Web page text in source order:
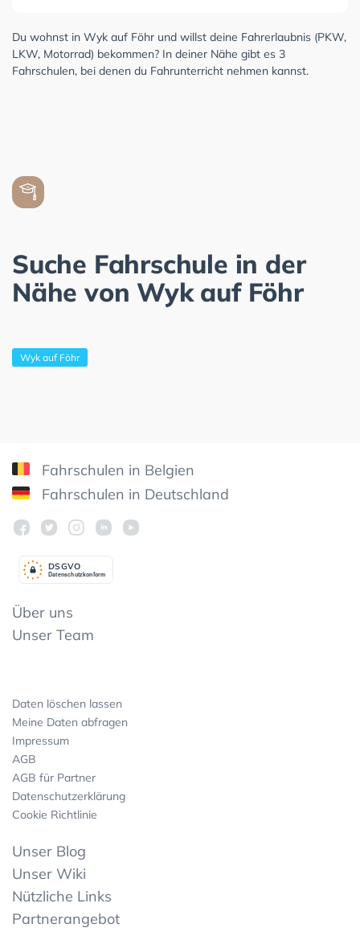
Du wohnst in Wyk auf Föhr und willst deine Fahrerlaubnis (PKW,
LKW, Motorrad) bekommen? In deiner Nähe gibt es 3
Fahrschulen, bei denen du Fahrunterricht nehmen kannst.
Suche Fahrschule in der
Nähe von Wyk auf Föhr
Wyk auf Föhr
Fahrschulen in Belgien
Fahrschulen in Deutschland
Datenschutzkonform
DSGVO
Über uns
Unser Team
Daten löschen lassen
Meine Daten abfragen
Impressum
AGB
AGB für Partner
Datenschutzerklärung
Cookie Richtlinie
Unser Blog
Unser Wiki
Nützliche Links
Partnerangebot